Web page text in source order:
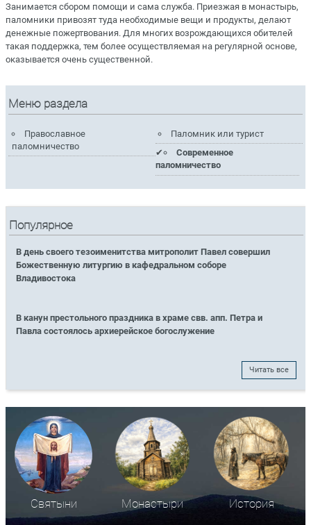
Занимается сбором помощи и сама служба. Приезжая в монастырь,
паломники привозят туда необходимые вещи и продукты, делают
денежные пожертвования. Для многих возрождающихся обителей
такая поддержка, тем более осуществляемая на регулярной основе,
оказывается очень существенной.
Меню раздела
Православное
паломничество
Паломник или турист
Современное
паломничество
Популярное
В день своего тезоименитства митрополит Павел совершил
Божественную литургию в кафедральном соборе
Владивостока
В канун престольного праздника в храме свв. апп. Петра и
Павла состоялось архиерейское богослужение
Читать все
Святыни Монастыри История